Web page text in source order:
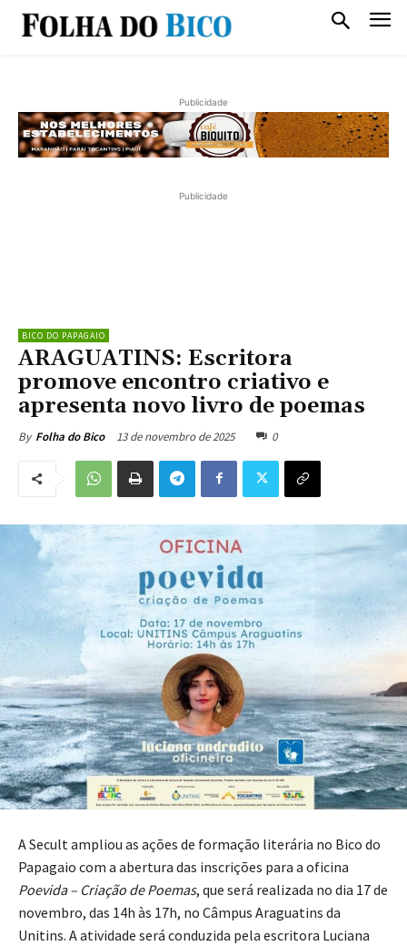
Publicidade
Publicidade
BICO DO PAPAGAIO
ARAGUATINS: Escritora
promove encontro criativo e
apresenta novo livro de poemas
By Folha do Bico 13 de novembro de 2025 0
A Secult ampliou as ações de formação literária no Bico do
Papagaio com a abertura das inscrições para a oficina
Poevida – Criação de Poemas, que será realizada no dia 17 de
novembro, das 14h às 17h, no Câmpus Araguatins da
Unitins. A atividade será conduzida pela escritora Luciana